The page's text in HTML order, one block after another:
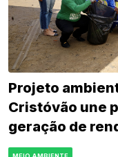
Projeto
Cristóvão une
geração de
ribeirinhos e